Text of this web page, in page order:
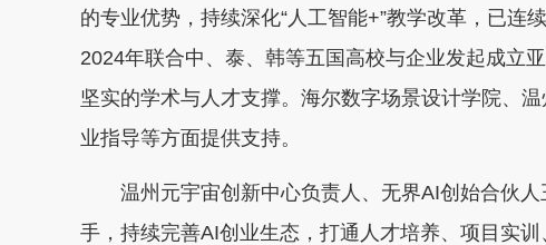
的专业优势，持续深化“人工智能+”教学改革，已连
2024年联合中、泰、韩等五国高校与企业发起成立
坚实的学术与人才支撑。海尔数字场景设计学院、
业指导等方面提供支持。
温州元宇宙创新中心负责人、无界AI创始合伙人
手，持续完善AI创业生态，打通人才培养、项目实